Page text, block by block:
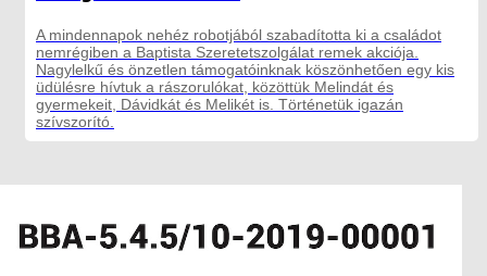
A mindennapok nehéz robotjából szabadította ki a családot
nemrégiben a Baptista Szeretetszolgálat remek akciója.
Nagylelkű és önzetlen támogatóinknak köszönhetően egy kis
üdülésre hívtuk a rászorulókat, közöttük Melindát és
gyermekeit, Dávidkát és Melikét is. Történetük igazán
szívszorító.